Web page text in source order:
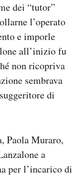
dei “tutor”
l’operato
e imporle
all’inizio fu
non ricopriva
sembrava
di
Paola Muraro,
a
per l’incarico di